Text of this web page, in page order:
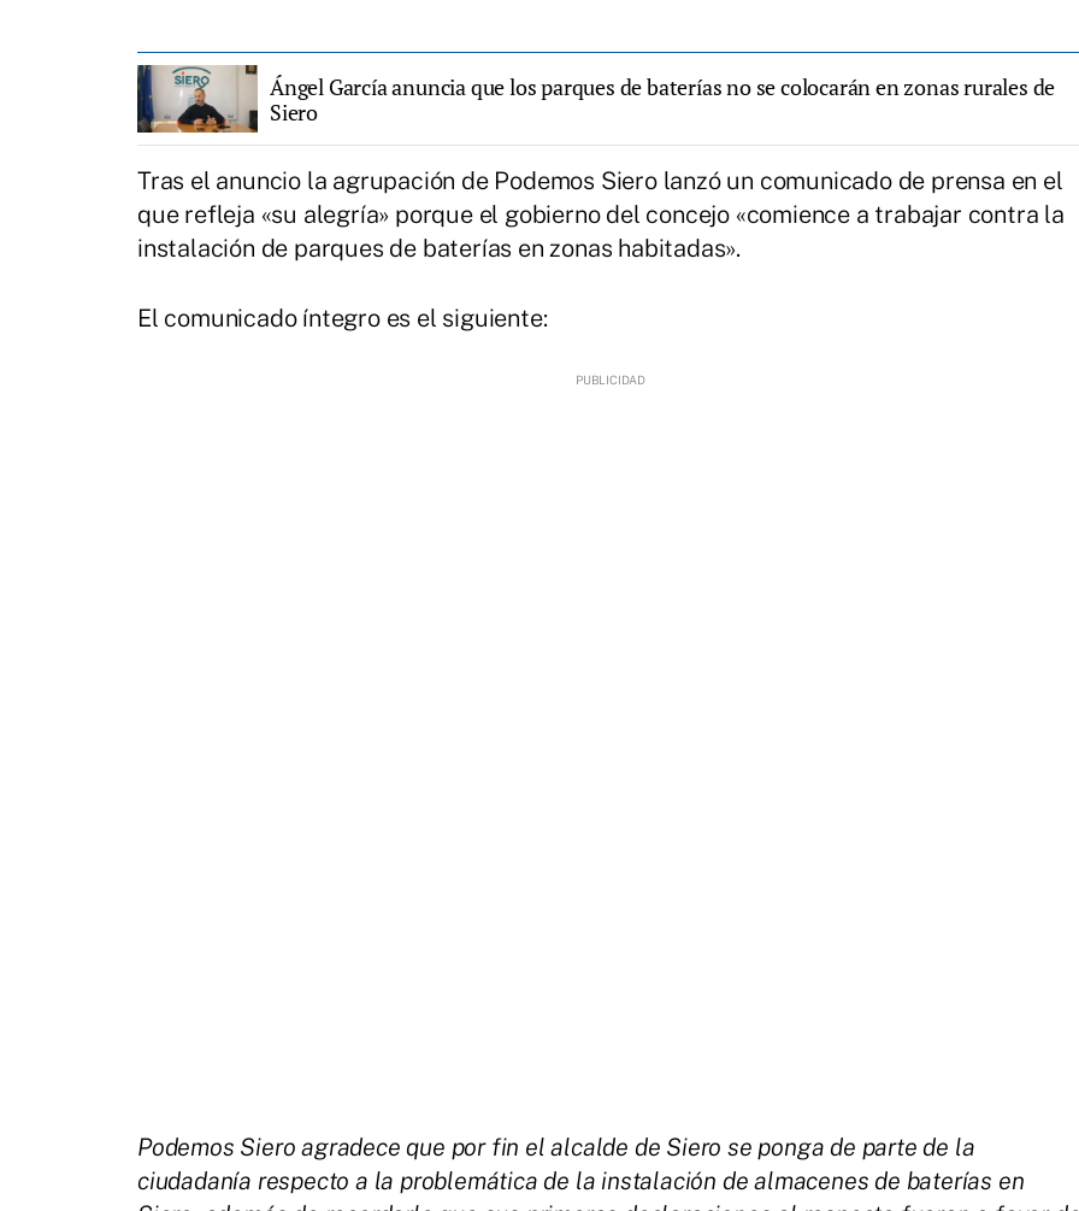
Ángel García anuncia que los parques de baterías no se colocarán en zonas rurales de
Siero
Tras el anuncio la agrupación de Podemos Siero lanzó un comunicado de prensa en el
que refleja «su alegría» porque el gobierno del concejo «comience a trabajar contra la
instalación de parques de baterías en zonas habitadas».
El comunicado íntegro es el siguiente:
Podemos Siero agradece que por fin el alcalde de Siero se ponga de parte de la
ciudadanía respecto a la problemática de la instalación de almacenes de baterías en